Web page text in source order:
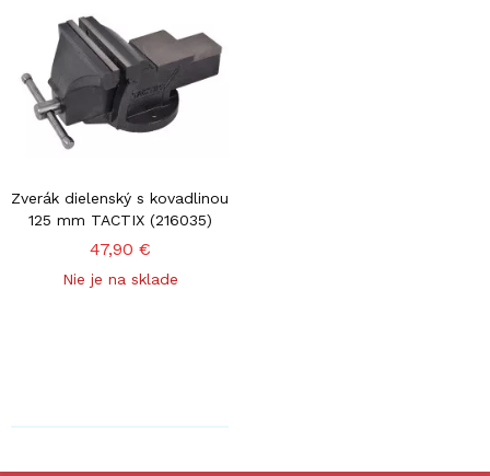
Zverák dielenský s kovadlinou
125 mm TACTIX (216035)
47,90 €
Nie je na sklade